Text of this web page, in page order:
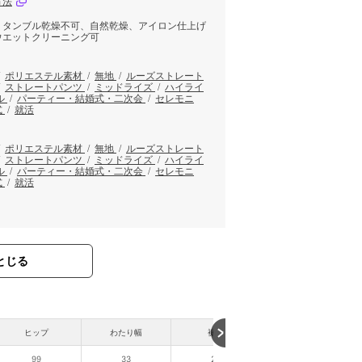
ンブル乾燥不可、自然乾燥、アイロン仕上げ
ットクリーニング可
ポリエステル素材 / 無地 / ルーズストレート
ストレートパンツ / ミッドライズ / ハイライ
/ パーティー・結婚式・二次会 / セレモニ
/ 就活
ポリエステル素材 / 無地 / ルーズストレート
ストレートパンツ / ミッドライズ / ハイライ
/ パーティー・結婚式・二次会 / セレモニ
/ 就活
じる
ヒップ わたり幅 裾幅
99 33 26